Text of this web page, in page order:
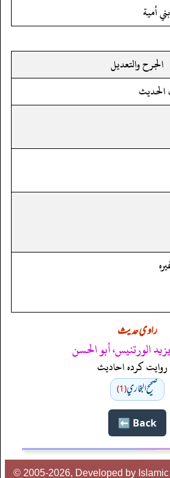
أمية
الجرح والتعديل
راوی حدیث
الورتنيس، أبو الحسن
روایت کردہ احادیث
صحيح البخاري(1)
Back ⬅️
© 2005-2026, Developed by